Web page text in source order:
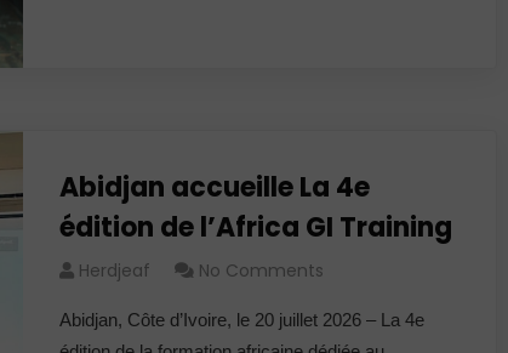
Abidjan accueille La 4e
édition de l’Africa GI Training
Herdjeaf No Comments
Abidjan, Côte d’Ivoire, le 20 juillet 2026 – La 4e